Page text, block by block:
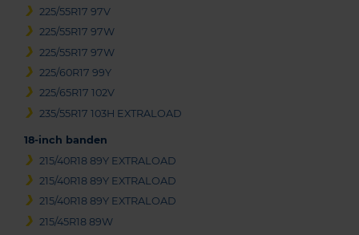
225/55R17 97V
225/55R17 97W
225/55R17 97W
225/60R17 99Y
225/65R17 102V
235/55R17 103H EXTRALOAD
18-inch banden
215/40R18 89Y EXTRALOAD
215/40R18 89Y EXTRALOAD
215/40R18 89Y EXTRALOAD
215/45R18 89W